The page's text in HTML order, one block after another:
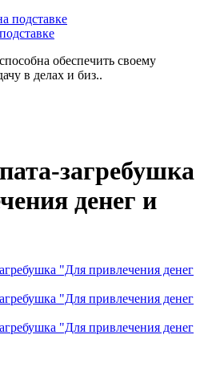
обеспечить своему
в делах и биз..
загребушка
денег и